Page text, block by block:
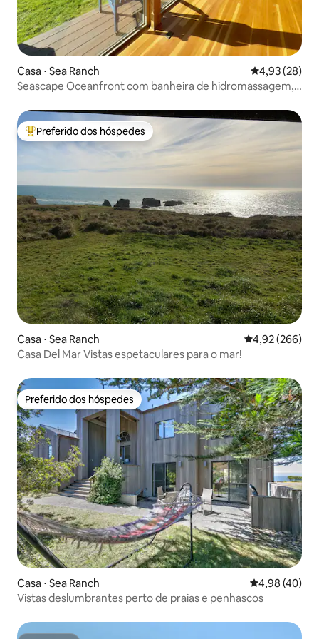
Casa ⋅ Sea Ranch 4,93 de uma
4,93 (28)
Seascape Oceanfront com banheira de hidromassagem,
Entre os melhores preferidos dos hóspedes
Preferido dos hóspedes
Casa ⋅ Sea Ranch 4,92 de uma
4,92 (266)
Casa Del Mar Vistas espetaculares para o mar!
Preferido dos hóspedes
Preferido dos hóspedes
Casa ⋅ Sea Ranch 4,98 de uma
4,98 (40)
Vistas deslumbrantes perto de praias e penhascos